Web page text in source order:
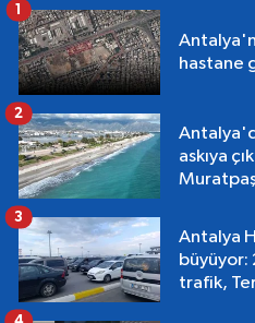
hastane
1
askıya
2
Antalya
büyüyor:
trafik,
3